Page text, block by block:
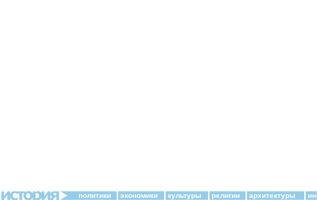
политики экономики культуры религии архитектуры